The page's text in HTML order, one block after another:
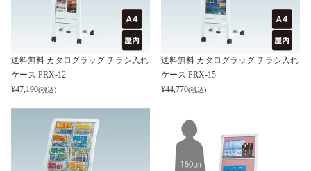
送料無料 カタログラッグ チラシ入れ
ケース PRX-12
¥47,190(税込)
送料無料 カタログラッグ チラシ入れ
ケース PRX-15
¥44,770(税込)